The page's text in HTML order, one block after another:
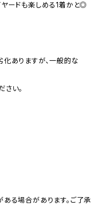
ードも楽しめる1着かと◎
ありますが、一般的な
い。
る場合があります。ご了承